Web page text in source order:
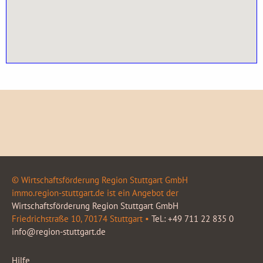
© Wirtschaftsförderung Region Stuttgart GmbH
immo.region-stuttgart.de ist ein Angebot der
Wirtschaftsförderung Region Stuttgart GmbH
Friedrichstraße 10, 70174 Stuttgart • Tel.: +49 711 22 835 0
info@region-stuttgart.de
Hilfe